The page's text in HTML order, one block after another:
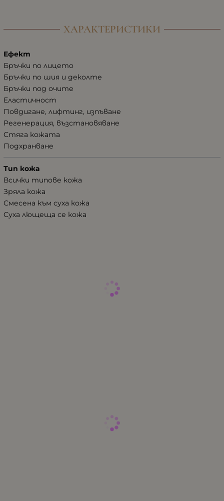
ХАРАКТЕРИСТИКИ
Ефект
Бръчки по лицето
Бръчки по шия и деколте
Бръчки под очите
Еластичност
Повдигане, лифтинг, изпъване
Регенерация, възстановяване
Стяга кожата
Подхранване
Тип кожа
Всички типове кожа
Зряла кожа
Смесена към суха кожа
Суха лющеща се кожа